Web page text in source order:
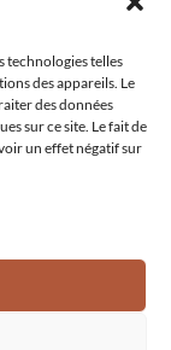
technologies telles
des appareils. Le
des données
sur ce site. Le fait de
un effet négatif sur